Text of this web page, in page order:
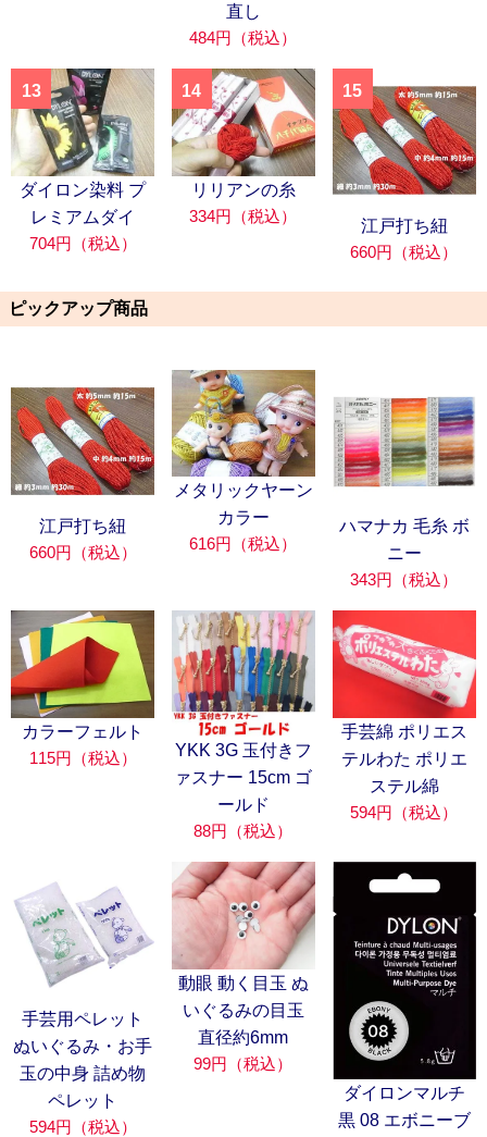
直し
484円（税込）
13
ダイロン染料 プ
レミアムダイ
704円（税込）
14
リリアンの糸
334円（税込）
15
江戸打ち紐
660円（税込）
ピックアップ商品
江戸打ち紐
660円（税込）
メタリックヤーン
カラー
616円（税込）
ハマナカ 毛糸 ボ
ニー
343円（税込）
カラーフェルト
115円（税込）
YKK 3G 玉付きフ
ァスナー 15cm ゴ
ールド
88円（税込）
手芸綿 ポリエス
テルわた ポリエ
ステル綿
594円（税込）
手芸用ペレット
ぬいぐるみ・お手
玉の中身 詰め物
ペレット
594円（税込）
動眼 動く目玉 ぬ
いぐるみの目玉
直径約6mm
99円（税込）
ダイロンマルチ
黒 08 エボニーブ